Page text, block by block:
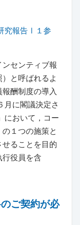
究報告Ⅰ１参
センティブ報
と呼ばれるよ
酬制度の導入
月に閣議決定さ
において，コー
１つの施策と
せることを目的
行役員を含
ご契約が必